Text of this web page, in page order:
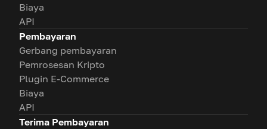
Biaya
API
Pembayaran
Gerbang pembayaran
Pemrosesan Kripto
Plugin E-Commerce
Biaya
API
Terima Pembayaran